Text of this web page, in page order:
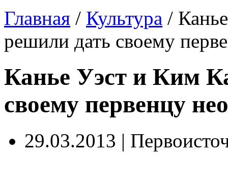
Главная / Культура /
решили дать своему
Канье Уэст и Ким
своему первенцу
29.03.2013 |